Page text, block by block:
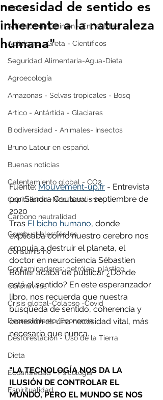
IPBES
Artículos de Opinión - Entrevistas
Activismo - Greta - Científicos
Seguridad Alimentaria-Agua-Dieta
Agroecología
Amazonas - Selvas tropicales - Bosq
Artico - Antártida - Glaciares
Biodiversidad - Animales- Insectos
Bruno Latour en español
Buenas noticias
Calentamiento global - CO2
Capitalismo -Neoliberalismo
Carbono neutralidad
Combustibles fósiles
Consumismo
Contaminadores: petróleo, plástico
Coronavirus
Crisis global-Colapso -Covid
Decrecimiento/Economía
Desforestación - Uso de la Tierra
Dieta
Ecoansiedad - Psicología
Espiritualidad
necesidad de sentido es
inherente a la naturaleza
humana"
Fuente: Mouvement-up.fr - Entrevista
por Sandra Coutoux - septiembre de
2020
Tras El bicho humano, donde
explicaba cómo nuestro cerebro nos
empuja a destruir el planeta, el
doctor en neurociencia Sébastien
Bohler acaba de publicar ¿Dónde
está el sentido? En este esperanzador
libro, nos recuerda que nuestra
búsqueda de sentido, coherencia y
conexión es una necesidad vital, más
necesaria que nunca.
"LA TECNOLOGÍA NOS DA LA
ILUSIÓN DE CONTROLAR EL
MUNDO, PERO EL MUNDO SE NOS